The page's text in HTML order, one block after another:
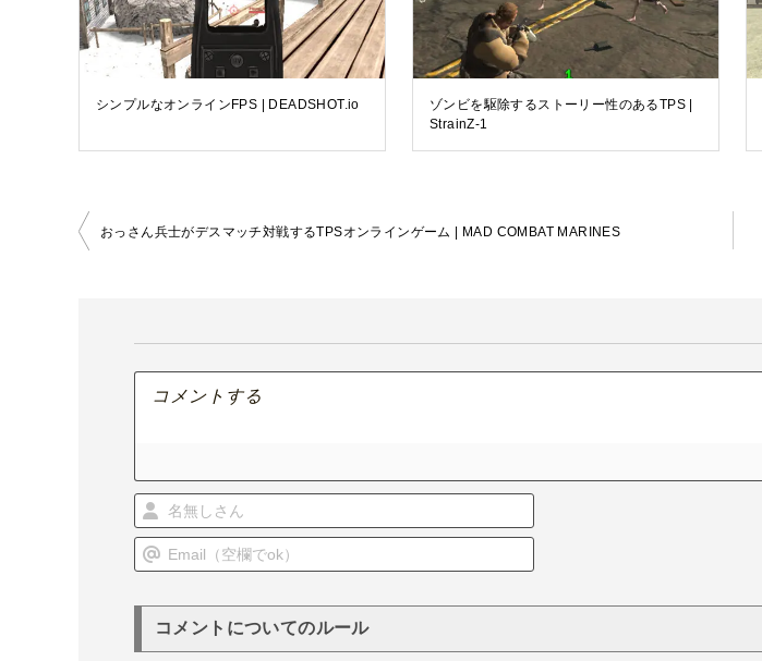
シンプルなオンラインFPS | DEADSHOT.io
ゾンビを駆除するストーリー性のあるTPS |
StrainZ-1
投
稿
おっさん兵士がデスマッチ対戦するTPSオンラインゲーム | MAD COMBAT MARINES
名
無
さ
E
m
i
コメントについてのルール